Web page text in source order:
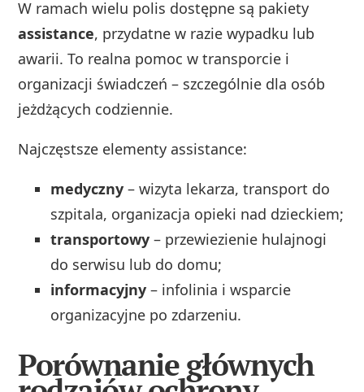
W ramach wielu polis dostępne są pakiety
assistance, przydatne w razie wypadku lub
awarii. To realna pomoc w transporcie i
organizacji świadczeń – szczególnie dla osób
jeżdżących codziennie.
Najczęstsze elementy assistance:
medyczny – wizyta lekarza, transport do
szpitala, organizacja opieki nad dzieckiem;
transportowy – przewiezienie hulajnogi
do serwisu lub do domu;
informacyjny – infolinia i wsparcie
organizacyjne po zdarzeniu.
Porównanie głównych